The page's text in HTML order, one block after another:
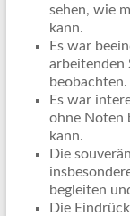
sehen, wie
kann.
Es war
arbeitenden
beobachten.
Es war
ohne Noten
kann.
Die
begleiten
Die